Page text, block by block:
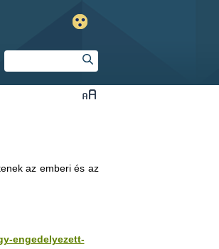
az emberi és az
engedelyezett-